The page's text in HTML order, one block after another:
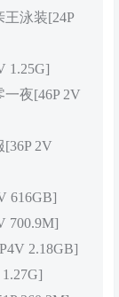
泳装[24P
1.25G]
夜[46P 2V
2V
616GB]
700.9M]
2.18GB]